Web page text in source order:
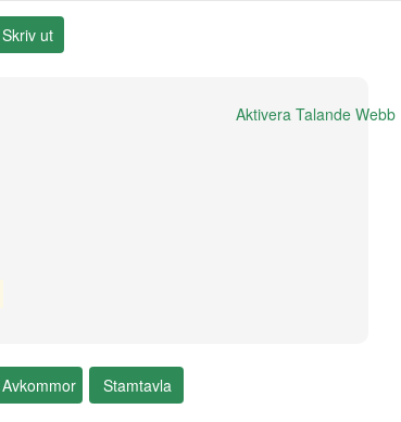
Aktivera Talande Webb